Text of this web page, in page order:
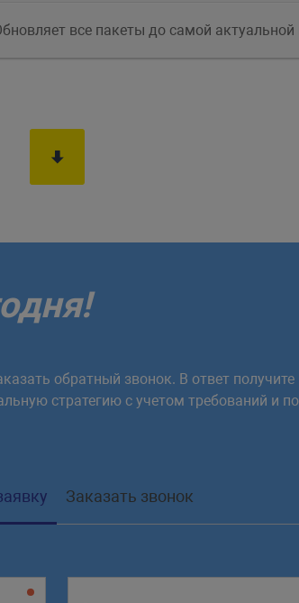
все пакеты до самой актуальной
обратный звонок. В ответ получите
стратегию с учетом требований и
Заказать звонок